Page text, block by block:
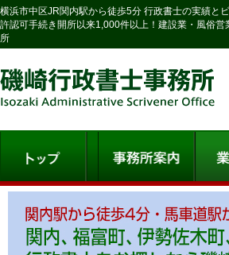
横浜市中区JR関内駅から徒歩5分 行政書士の実績と
許認可手続き開所以来1,000件以上！建設業・風俗
所